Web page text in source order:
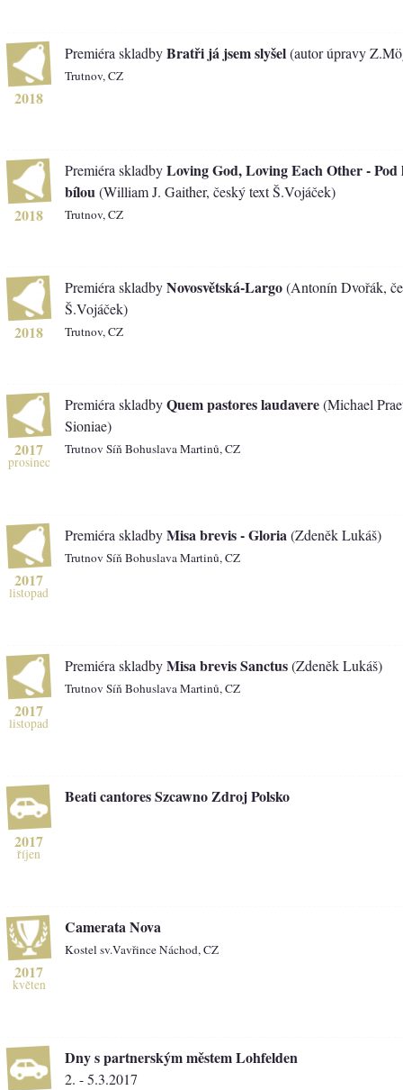
2018
Premiéra skladbyBratři já jsem slyšel(autor úpravy
Trutnov, CZ
2018
Premiéra skladbyLoving God, Loving Each Other -
bílou (William J. Gaither, český text Š.Vojáček)
Trutnov, CZ
2018
Premiéra skladbyNovosvětská-Largo(Antonín Dvořák,
Š.Vojáček)
Trutnov, CZ
2017
prosinec
Premiéra skladbyQuem pastores laudavere(Michael
Sioniae)
Trutnov Síň Bohuslava Martinů, CZ
2017
listopad
Premiéra skladbyMisa brevis - Gloria (Zdeněk Lukáš)
Trutnov Síň Bohuslava Martinů, CZ
2017
listopad
Premiéra skladbyMisa brevis Sanctus(Zdeněk Lukáš)
Trutnov Síň Bohuslava Martinů, CZ
2017
říjen
Beati cantores Szcawno Zdroj Polsko
2017
květen
Camerata Nova
Kostel sv.Vavřince Náchod, CZ
Dny s partnerským městem Lohfelden
2. - 5.3.2017